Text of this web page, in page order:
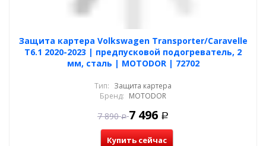
Защита картера Volkswagen Transporter/Caravelle
T6.1 2020-2023 | предпусковой подогреватель, 2
мм, сталь | MOTODOR | 72702
Тип: Защита картера
Бренд: MOTODOR
7 890 Р 7 496 Р
Купить сейчас